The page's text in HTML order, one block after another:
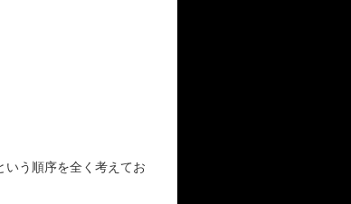
いう順序を全く考えてお